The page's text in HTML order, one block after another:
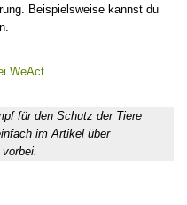
Beispielsweise kannst du
WeAct
für den Schutz der Tiere
im Artikel über
vorbei.